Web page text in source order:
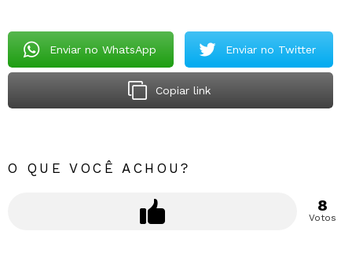
Enviar no WhatsApp Enviar no Twitter
Copiar link
O QUE VOCÊ ACHOU?
8
Votos